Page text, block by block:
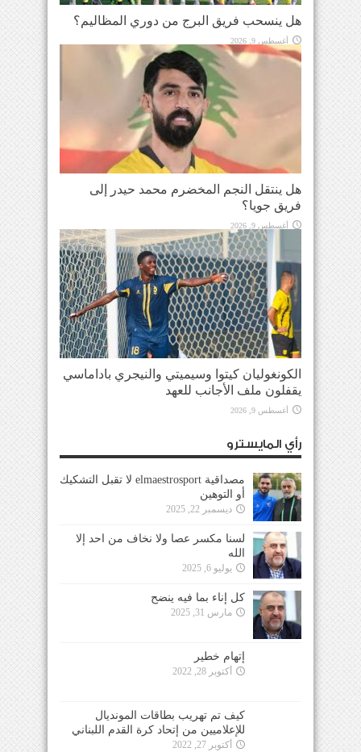
هل ينسحب فريق البرج من دوري المظاليم؟
أغسطس 9, 2026
هل ينتقل النجم المخضرم محمد حيدر إلى
فريق جويا؟
أغسطس 9, 2026
الكونغوليان كيتوا وسيميتي والنيجري باداماسي
يقفلون ملف الأجانب للعهد
أغسطس 9, 2026
رأي المايسترو
مصداقية elmaestrosport لا تقبل التشكيك
أو التوهين
ديسمبر 22, 2025
لسنا مكسر عصا ولا نخاف من احد إلا
الله
يوليو 6, 2025
كل إناء بما فيه ينضح
مارس 31, 2025
إتهام خطير
أكتوبر 28, 2022
كيف تم تهريب بطاقات المونديال
للإعلاميين من إتحاد كرة القدم اللبناني
أكتوبر 27, 2022